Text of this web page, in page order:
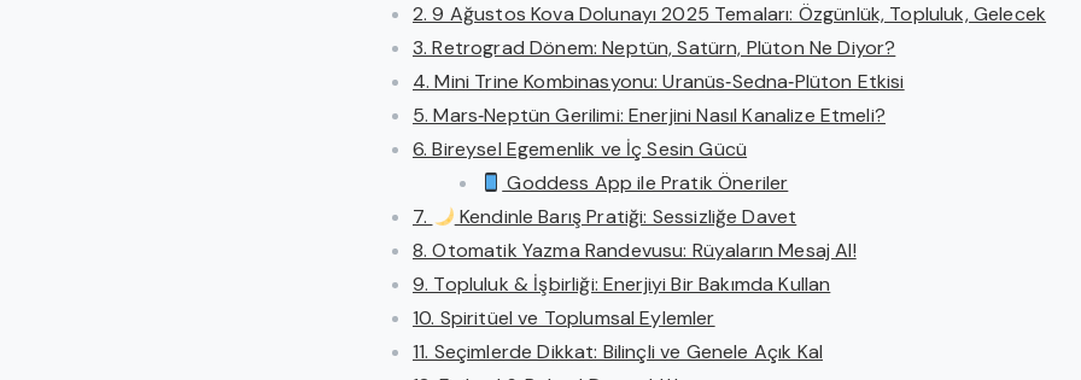
2. 9 Ağustos Kova Dolunayı 2025 Temaları: Özgünlük, Topluluk, Gelecek
3. Retrograd Dönem: Neptün, Satürn, Plüton Ne Diyor?
4. Mini Trine Kombinasyonu: Uranüs‑Sedna‑Plüton Etkisi
5. Mars‑Neptün Gerilimi: Enerjini Nasıl Kanalize Etmeli?
6. Bireysel Egemenlik ve İç Sesin Gücü
Goddess App ile Pratik Öneriler
7.
Kendinle Barış Pratiği: Sessizliğe Davet
8. Otomatik Yazma Randevusu: Rüyaların Mesaj Al!
9. Topluluk & İşbirliği: Enerjiyi Bir Bakımda Kullan
10. Spiritüel ve Toplumsal Eylemler
11. Seçimlerde Dikkat: Bilinçli ve Genele Açık Kal